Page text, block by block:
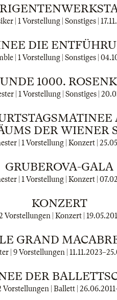
| 1 Vorstellung | Sonstiges |
DIE
| 1 Vorstellung | Sonstiges |
1000.
| 1 Vorstellung | Sonstiges |
DER WIENER
| 1 Vorstellung | Konzert |
GRUBEROVA-GALA
| 1 Vorstellung | Konzert |
KONZERT
Vorstellungen | Konzert |
LE GRAND
| 9 Vorstellungen | 11.11.2023–
DER
Vorstellungen | Ballett | 26.06.2011